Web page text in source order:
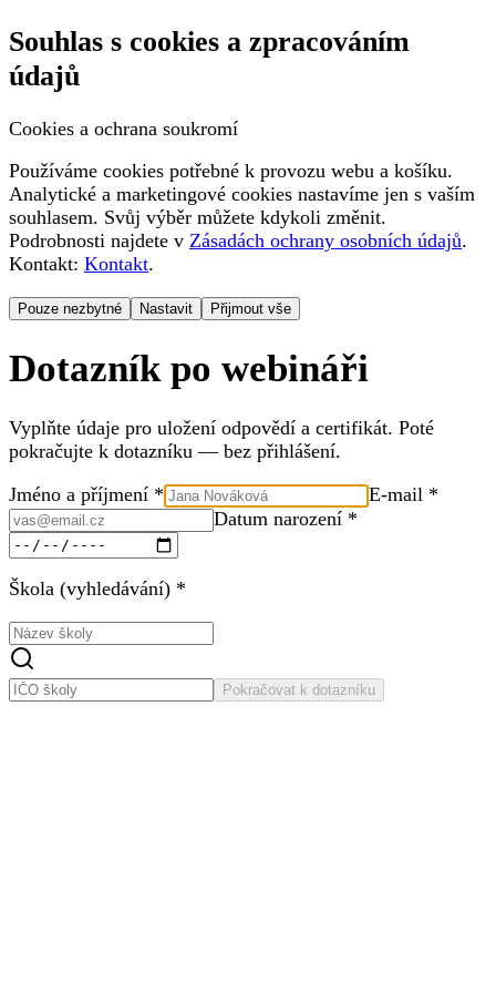
Souhlas s cookies a zpracováním
údajů
Cookies a ochrana soukromí
Používáme cookies potřebné k provozu webu a košíku.
Analytické a marketingové cookies nastavíme jen s vaším
souhlasem. Svůj výběr můžete kdykoli změnit.
Podrobnosti najdete v Zásadách ochrany osobních údajů.
Kontakt: Kontakt.
Pouze nezbytné Nastavit Přijmout vše
Dotazník po webináři
Vyplňte údaje pro uložení odpovědí a certifikát. Poté
pokračujte k dotazníku — bez přihlášení.
Jméno a příjmení *
E-mail *
Datum narození *
Škola (vyhledávání) *
Pokračovat k dotazníku